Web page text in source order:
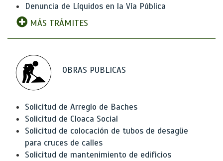
Denuncia de Líquidos en la Vía Pública
MÁS TRÁMITES
OBRAS PUBLICAS
Solicitud de Arreglo de Baches
Solicitud de Cloaca Social
Solicitud de colocación de tubos de desagüe
para cruces de calles
Solicitud de mantenimiento de edificios